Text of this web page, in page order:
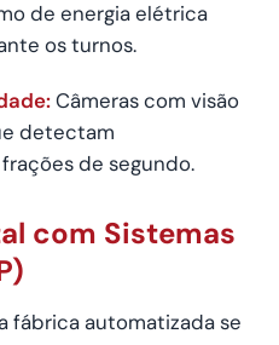
de energia elétrica
os turnos.
Câmeras com visão
detectam
de segundo.
com Sistemas
fábrica automatizada se